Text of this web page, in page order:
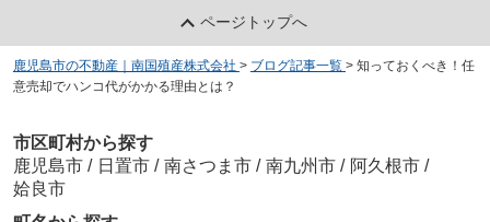
ページトップへ
鹿児島市の不動産｜南国殖産株式会社 > ブログ記事一覧 > 知っておくべき！任
意売却でハンコ代がかかる理由とは？
市区町村から探す
鹿児島市 / 日置市 / 南さつま市 / 南九州市 / 阿久根市 /
姶良市